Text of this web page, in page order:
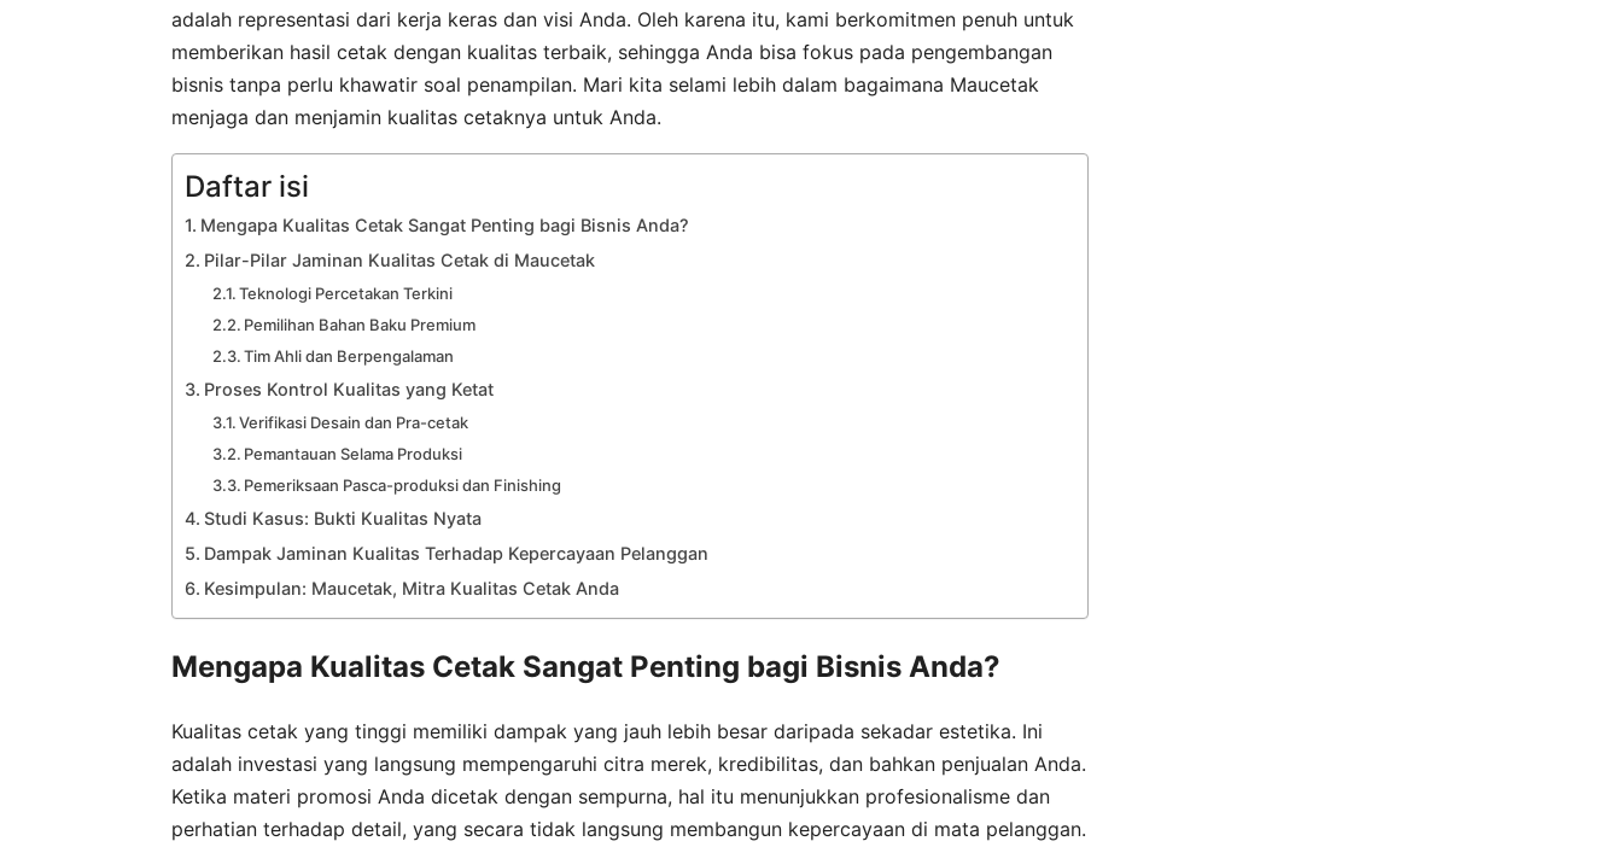
adalah representasi dari kerja keras dan visi Anda. Oleh karena itu, kami berkomitmen penuh untuk
memberikan hasil cetak dengan kualitas terbaik, sehingga Anda bisa fokus pada pengembangan
bisnis tanpa perlu khawatir soal penampilan. Mari kita selami lebih dalam bagaimana Maucetak
menjaga dan menjamin kualitas cetaknya untuk Anda.
Daftar isi
Mengapa Kualitas Cetak Sangat Penting bagi Bisnis Anda?
Pilar-Pilar Jaminan Kualitas Cetak di Maucetak
Teknologi Percetakan Terkini
Pemilihan Bahan Baku Premium
Tim Ahli dan Berpengalaman
Proses Kontrol Kualitas yang Ketat
Verifikasi Desain dan Pra-cetak
Pemantauan Selama Produksi
Pemeriksaan Pasca-produksi dan Finishing
Studi Kasus: Bukti Kualitas Nyata
Dampak Jaminan Kualitas Terhadap Kepercayaan Pelanggan
Kesimpulan: Maucetak, Mitra Kualitas Cetak Anda
Mengapa Kualitas Cetak Sangat Penting bagi Bisnis Anda?
Kualitas cetak yang tinggi memiliki dampak yang jauh lebih besar daripada sekadar estetika. Ini
adalah investasi yang langsung mempengaruhi citra merek, kredibilitas, dan bahkan penjualan Anda.
Ketika materi promosi Anda dicetak dengan sempurna, hal itu menunjukkan profesionalisme dan
perhatian terhadap detail, yang secara tidak langsung membangun kepercayaan di mata pelanggan.